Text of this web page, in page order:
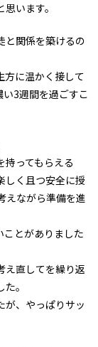
います。
と関係を築けるの
方に温かく接して
3週間を過ごすこ
ってもらえる
しく且つ安全に授
えながら準備を進
ことがありました
え直してを繰り返
。
が、やっぱりサッ